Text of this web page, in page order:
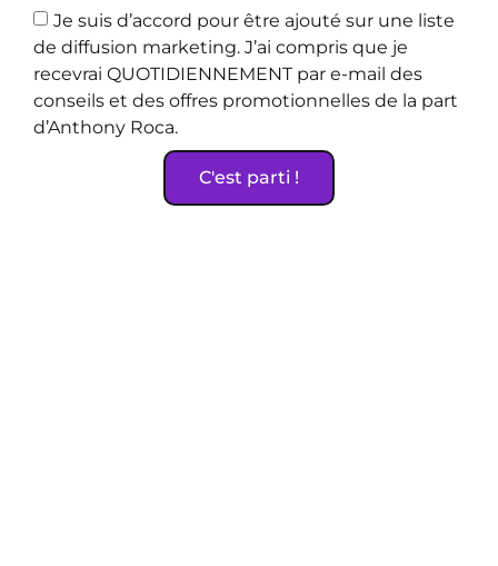
Je suis d’accord pour être ajouté sur une liste
de diffusion marketing. J’ai compris que je
recevrai QUOTIDIENNEMENT par e-mail des
conseils et des offres promotionnelles de la part
d’Anthony Roca.
C'est parti !